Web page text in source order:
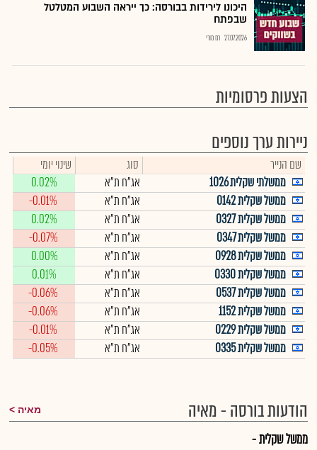
היכונו לירידות בבורסה: כך ייראה השבוע המטלטל
שבפתח
27.07.2026 רם מורי
הצעות פרסומיות
ניירות ערך נוספים
שם הנייר סוג
שינוי יומי
ממשלתי שקלית 1026
אג"ח ת"א
0.02%
ממשל שקלית 0142
אג"ח ת"א
-0.01%
ממשל שקלית 0327
אג"ח ת"א
0.02%
ממשל שקלית 0347
אג"ח ת"א
-0.07%
ממשל שקלית 0928
אג"ח ת"א
0.00%
ממשל שקלית 0330
אג"ח ת"א
0.01%
ממשל שקלית 0537
אג"ח ת"א
-0.06%
ממשל שקלית 1152
אג"ח ת"א
-0.06%
ממשל שקלית 0229
אג"ח ת"א
-0.01%
ממשל שקלית 0335
אג"ח ת"א -0.05%
הודעות בורסה - מאיה מאיה
ממשל שקלית -